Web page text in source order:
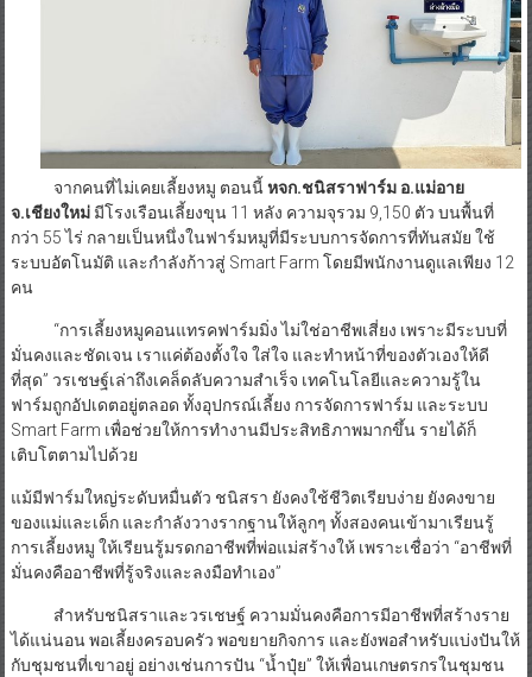
จากคนที่ไม่เคยเลี้ยงหมู ตอนนี้หจก.ชนิสราฟาร์ม อ.แม่อาย
จ.เชียงใหม่มีโรงเรือนเลี้ยงขุน 11 หลัง ความจุรวม 9,150 ตัว บนพื้นที่
กว่า 55 ไร่ กลายเป็นหนึ่งในฟาร์มหมูที่มีระบบการจัดการที่ทันสมัย ใช้
ระบบอัตโนมัติ และกำลังก้าวสู่ Smart Farm โดยมีพนักงานดูแลเพียง 12
คน
“การเลี้ยงหมูคอนแทรคฟาร์มมิ่ง ไม่ใช่อาชีพเสี่ยง เพราะมีระบบที่
มั่นคงและชัดเจน เราแค่ต้องตั้งใจ ใส่ใจ และทำหน้าที่ของตัวเองให้ดี
ที่สุด” วรเชษฐ์เล่าถึงเคล็ดลับความสำเร็จ เทคโนโลยีและความรู้ใน
ฟาร์มถูกอัปเดตอยู่ตลอด ทั้งอุปกรณ์เลี้ยง การจัดการฟาร์ม และระบบ
Smart Farm เพื่อช่วยให้การทำงานมีประสิทธิภาพมากขึ้น รายได้ก็
เติบโตตามไปด้วย
แม้มีฟาร์มใหญ่ระดับหมื่นตัว ชนิสรา ยังคงใช้ชีวิตเรียบง่าย ยังคงขาย
ของแม่และเด็ก และกำลังวางรากฐานให้ลูกๆ ทั้งสองคนเข้ามาเรียนรู้
การเลี้ยงหมู ให้เรียนรู้มรดกอาชีพที่พ่อแม่สร้างให้ เพราะเชื่อว่า “อาชีพที่
มั่นคงคืออาชีพที่รู้จริงและลงมือทำเอง”
สำหรับชนิสราและวรเชษฐ์ ความมั่นคงคือการมีอาชีพที่สร้างราย
ได้แน่นอน พอเลี้ยงครอบครัว พอขยายกิจการ และยังพอสำหรับแบ่งปันให้
กับชุมชนที่เขาอยู่ อย่างเช่นการปัน “น้ำปุ๋ย” ให้เพื่อนเกษตรกรในชุมชน